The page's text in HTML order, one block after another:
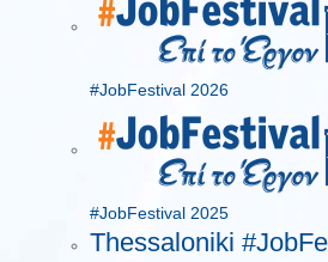
#JobFestival 2026
#JobFestival 2025
Thessaloniki